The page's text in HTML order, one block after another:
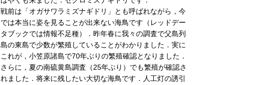
戦前は「オガサワラミズナギドリ」とも呼ばれながら，今
では本当に姿を見ることが出来ない海鳥です（レッドデー
タブックでは情報不足種）．昨年春に我々の調査で父島列
島の東島で少数が繁殖していることがわかりました．実に
これが，小笠原諸島で70年ぶりの繁殖確認となりました．
さらに，夏の南硫黄島調査（25年ぶり）でも繁殖が確認さ
れました．将来に残したい大切な海鳥です．人工灯の誘引